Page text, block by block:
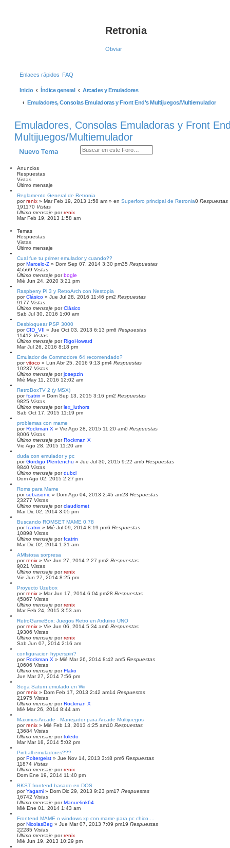
Retronia
Obviar
Enlaces rápidos FAQ
Inicio Índice general
Arcades y Emuladores
Emuladores, Consolas Emuladoras y Front End's Multijuegos/Multiemulador
Emuladores, Consolas Emuladoras y Front
Multijuegos/Multiemulador
Nuevo Tema Buscar
Búsqueda avanzada
Anuncios
Respuestas
Vistas
Último mensaje
Reglamento General de Retronia
porrenix » Mar Feb 19, 2013 1:58 am » en Superforo principal de Retronia0 Respuestas
191170 Vistas
Último mensaje porrenix
Mar Feb 19, 2013 1:58 am
Temas
Respuestas
Vistas
Último mensaje
Cual fue tu primer emulador y cuando??
porMarcelo-Z » Dom Sep 07, 2014 3:30 pm35 Respuestas
45569 Vistas
Último mensaje porbogle
Mié Jun 24, 2020 3:21 pm
Raspberry Pi 3 y RetroArch con Nestopia
porClásico » Jue Jul 28, 2016 11:46 pm2 Respuestas
9177 Vistas
Último mensaje porClásico
Sab Jul 30, 2016 1:00 am
Desbloquear PSP 3000
porCID_VII » Jue Oct 03, 2013 6:13 pm6 Respuestas
11412 Vistas
Último mensaje porRigoHoward
Mar Jul 26, 2016 8:18 pm
Emulador de Commodore 64 recomendado?
porvitoco » Lun Abr 25, 2016 9:13 pm4 Respuestas
10237 Vistas
Último mensaje porjosepzin
Mié May 11, 2016 12:02 am
RetroBoxTV 2 (y MSX)
porfcatrin » Dom Sep 13, 2015 3:16 pm2 Respuestas
9825 Vistas
Último mensaje porlex_luthors
Sab Oct 17, 2015 11:19 pm
problemas con mame
porRockman X » Vie Ago 28, 2015 11:20 am0 Respuestas
8006 Vistas
Último mensaje porRockman X
Vie Ago 28, 2015 11:20 am
duda con emulador y pc
porGordigo Plentenchu » Jue Jul 30, 2015 9:22 am5 Respuestas
9840 Vistas
Último mensaje pordubcl
Dom Ago 02, 2015 2:27 pm
Roms para Mame
porsebasonic » Dom Ago 04, 2013 2:45 am23 Respuestas
23277 Vistas
Último mensaje porclaudiomet
Mar Dic 02, 2014 3:05 pm
Buscando ROMSET MAME 0.78
porfcatrin » Mié Jul 09, 2014 8:19 pm6 Respuestas
10898 Vistas
Último mensaje porfcatrin
Mar Dic 02, 2014 1:31 am
AMIstosa sorpresa
porrenix » Vie Jun 27, 2014 2:27 pm2 Respuestas
9021 Vistas
Último mensaje porrenix
Vie Jun 27, 2014 8:25 pm
Proyecto Uzebox
porrenix » Mar Jun 17, 2014 6:04 pm28 Respuestas
45867 Vistas
Último mensaje porrenix
Mar Feb 24, 2015 3:53 am
RetroGameBox: Juegos Retro en Arduino UNO
porrenix » Vie Jun 06, 2014 5:34 am6 Respuestas
19306 Vistas
Último mensaje porrenix
Sab Jun 07, 2014 2:16 am
configuracion hyperspin?
porRockman X » Mié Mar 26, 2014 8:42 am5 Respuestas
10606 Vistas
Último mensaje porFlako
Jue Mar 27, 2014 7:56 pm
Sega Saturn emulado en Wii
porrenix » Dom Feb 17, 2013 2:42 am14 Respuestas
21975 Vistas
Último mensaje porRockman X
Mié Mar 26, 2014 8:44 am
Maximus Arcade - Manejador para Arcade Multijuegos
porrenix » Mié Feb 13, 2013 4:25 am10 Respuestas
13684 Vistas
Último mensaje portoledo
Mar Mar 18, 2014 5:02 pm
Pinball emuladores???
porPoltergeist » Jue Nov 14, 2013 3:48 pm6 Respuestas
11874 Vistas
Último mensaje porrenix
Dom Ene 19, 2014 11:40 pm
BKST frontend basado en DOS
porYagami » Dom Dic 29, 2013 9:23 pm17 Respuestas
16742 Vistas
Último mensaje porManuelink64
Mié Ene 01, 2014 1:43 am
Frontend MAME o windows xp con mame para pc chico....
porNicolasBeg » Jue Mar 07, 2013 7:09 pm19 Respuestas
22285 Vistas
Último mensaje porrenix
Mié Jun 19, 2013 10:29 pm